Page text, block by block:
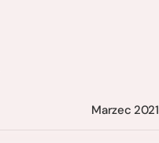
Marzec 2021